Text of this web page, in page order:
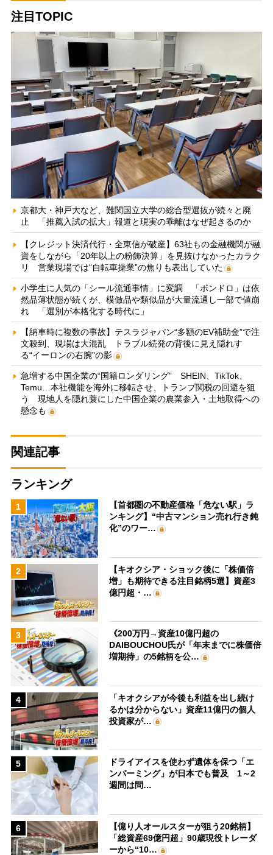
注目TOPIC
京都大・神戸大など、難関国立大学の総合型選抜が続々と廃
止 「推薦入試の拡大」報道と現実の乖離はなぜ起きるのか
【クレジット決済代行・全東信が破産】63社もの金融機関が融
資をしながら「20年以上の粉飾決算」を見抜けなかったカラク
リ 営業現場では“自転車操業”の焦りも表出していた
小学生に人気の「シール流通事情」に変調 「ボンドロ」は依
然品薄状態が続くが、模倣品や類似品が大量流通し一部で値崩
れ 「選別が本格化する時代に」
【納車時に複数の事故】テスラジャパン“多額のEV補助金”で注
文殺到、現場は大混乱 トラブル続発の背後に見え隠れす
る“イーロンの右腕”の影
急増する中国企業の“国籍ロンダリング” SHEIN、TikTok、
Temu…本社機能を海外に移転させ、トランプ関税の回避を狙
う 現地人を隠れ蓑にした中国企業の農業参入・土地取得への
懸念も
関連記事
ランキング
1
【首都圏の不動産価格「危ない駅」ラ
ンキング】“中古マンション売れ行き鈍
化”のワー…
2
【キオクシア・ショック後に「株価倍
増」も期待できる注目銘柄5選】資産3
億円超・…
3
《200万円→資産10億円超の
DAIBOUCHOU氏が「年末までに株価倍
増期待」の5銘柄を公…
4
「キオクシアが今後も利益を出し続け
るかは分からない」資産11億円の個人
投資家が…
5
ドライアイスを使わず遺体を保つ「エ
ンバーミング」が日本でも普及 1～2
週間は問…
6
【億り人オールスターが狙う20銘柄】
「総資産69億円超」90歳現役トレーダ
ーから“10…